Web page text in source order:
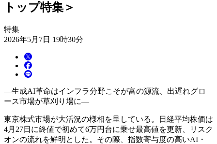
トップ特集＞
特集
2026年5月7日 19時30分
―生成AI革命はインフラ分野こそが富の源流、出遅れグロ
ース市場が草刈り場に―
東京株式市場が大活況の様相を呈している。日経平均株価は
4月27日に終値で初めて6万円台に乗せ最高値を更新、リスク
オンの流れを鮮明とした。その際、指数寄与度の高いAI・